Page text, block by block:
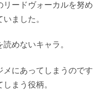
リードヴォーカルを努め
ました。
めないキャラ。
メにあってしまうのです
まう役柄。